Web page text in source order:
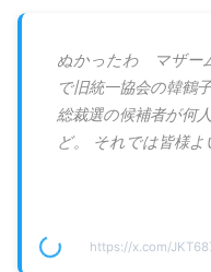
ぬかったわ マザー
で旧統一協会の韓鶴
総裁選の候補者が何
ど。 それでは皆様よ
https://x.com/